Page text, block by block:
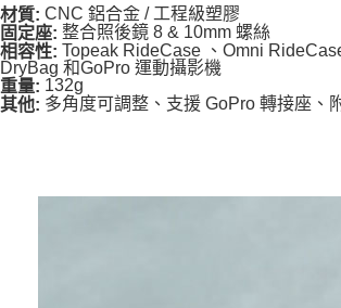
宅配
每筆NT$80
離島宅配
每筆NT$100
材質: CNC 鋁合金 / 工程級塑膠
固定座: 整合照後鏡 8 & 10mm 螺絲
相容性: Topeak RideCase 、Omni
DryBag 和GoPro 運動攝影機
重量: 132g
其他: 多角度可調整、支援 GoPro 轉接座、